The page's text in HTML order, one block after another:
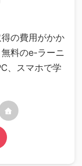
の費用がかか
料のe-ラーニ
、スマホで学